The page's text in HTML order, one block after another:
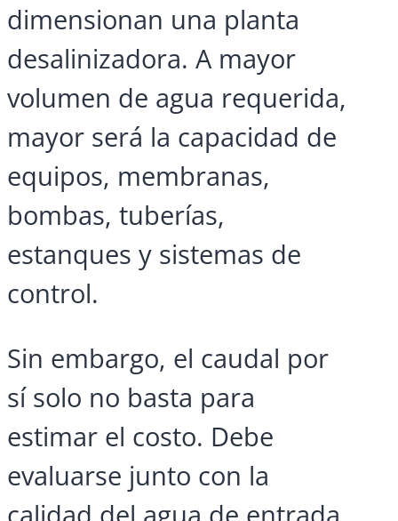
dimensionan una planta
desalinizadora. A mayor
volumen de agua requerida,
mayor será la capacidad de
equipos, membranas,
bombas, tuberías,
estanques y sistemas de
control.
Sin embargo, el caudal por
sí solo no basta para
estimar el costo. Debe
evaluarse junto con la